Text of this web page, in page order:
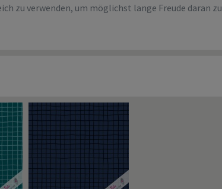
zu verwenden, um möglichst lange Freude daran zu